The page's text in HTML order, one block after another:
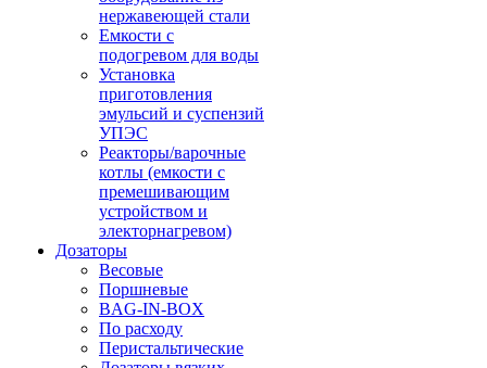
нержавеющей стали
Емкости с
подогревом для воды
Установка
приготовления
эмульсий и суспензий
УПЭС
Реакторы/варочные
котлы (емкости с
премешивающим
устройством и
электорнагревом)
Дозаторы
Весовые
Поршневые
BAG-IN-BOX
По расходу
Перистальтические